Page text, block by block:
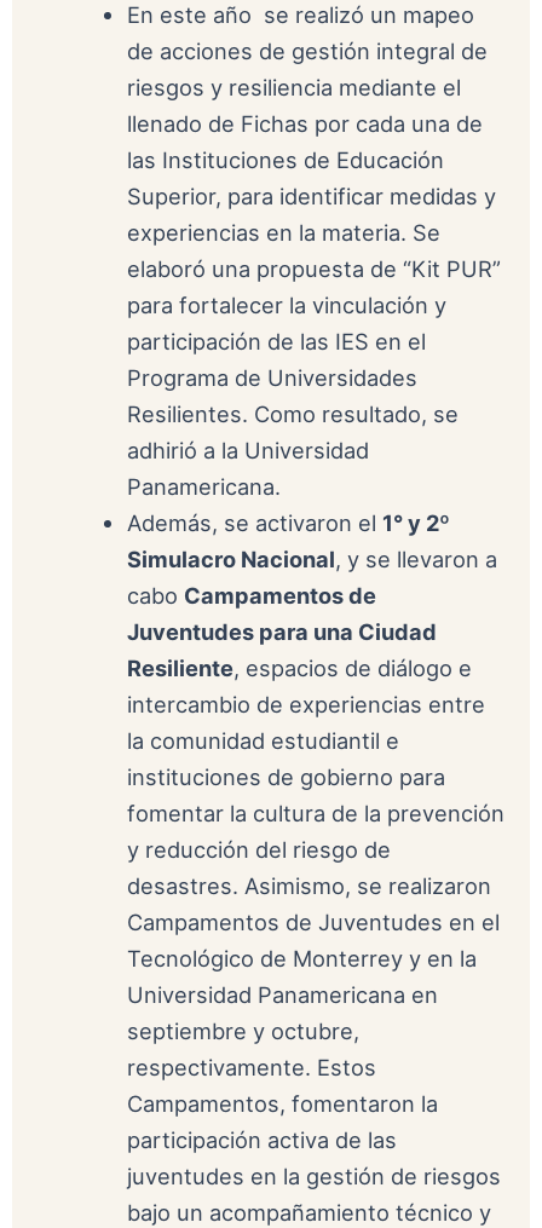
En este año se realizó un mapeo
de acciones de gestión integral de
riesgos y resiliencia mediante el
llenado de Fichas por cada una de
las Instituciones de Educación
Superior, para identificar medidas y
experiencias en la materia. Se
elaboró una propuesta de “Kit PUR”
para fortalecer la vinculación y
participación de las IES en el
Programa de Universidades
Resilientes. Como resultado, se
adhirió a la Universidad
Panamericana.
Además, se activaron el 1° y 2º
Simulacro Nacional, y se llevaron a
cabo Campamentos de
Juventudes para una Ciudad
Resiliente, espacios de diálogo e
intercambio de experiencias entre
la comunidad estudiantil e
instituciones de gobierno para
fomentar la cultura de la prevención
y reducción del riesgo de
desastres. Asimismo, se realizaron
Campamentos de Juventudes en el
Tecnológico de Monterrey y en la
Universidad Panamericana en
septiembre y octubre,
respectivamente. Estos
Campamentos, fomentaron la
participación activa de las
juventudes en la gestión de riesgos
bajo un acompañamiento técnico y